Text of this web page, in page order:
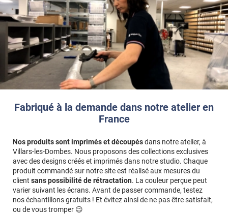
Fabriqué à la demande dans notre atelier en
France
Nos produits sont imprimés et découpésdans notre atelier, à
Villars-les-Dombes. Nous proposons des collections exclusives
avec des designs créés et imprimés dans notre studio. Chaque
produit commandé sur notre site est réalisé aux mesures du
client sans possibilité de rétractation. La couleur perçue peut
varier suivant les écrans. Avant de passer commande, testez
nos échantillons gratuits ! Et évitez ainsi de ne pas être satisfait,
ou de vous tromper 😉